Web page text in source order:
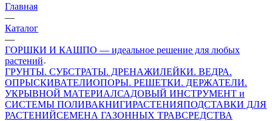
Главная
—
Каталог
—
ГОРШКИ И КАШПО — идеальное решение для любых
растений
ГРУНТЫ. СУБСТРАТЫ. ДРЕНАЖИЛЕЙКИ. ВЕДРА.
ОПРЫСКИВАТЕЛИОПОРЫ. РЕШЕТКИ. ДЕРЖАТЕЛИ.
УКРЫВНОЙ МАТЕРИАЛСАДОВЫЙ ИНСТРУМЕНТ и
СИСТЕМЫ ПОЛИВАКНИГИРАСТЕНИЯПОДСТАВКИ ДЛЯ
РАСТЕНИЙСЕМЕНА ГАЗОННЫХ ТРАВСРЕДСТВА